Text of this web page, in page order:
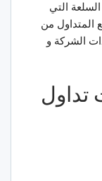
التي
المتداول من
الشركة و